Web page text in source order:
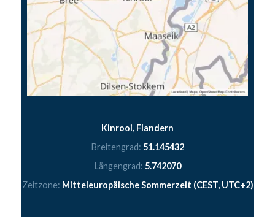
Kinrooi, Flandern
Breitengrad: 51.145432
Längengrad: 5.742070
Zeitzone: Mitteleuropäische Sommerzeit (CEST, UTC+2)